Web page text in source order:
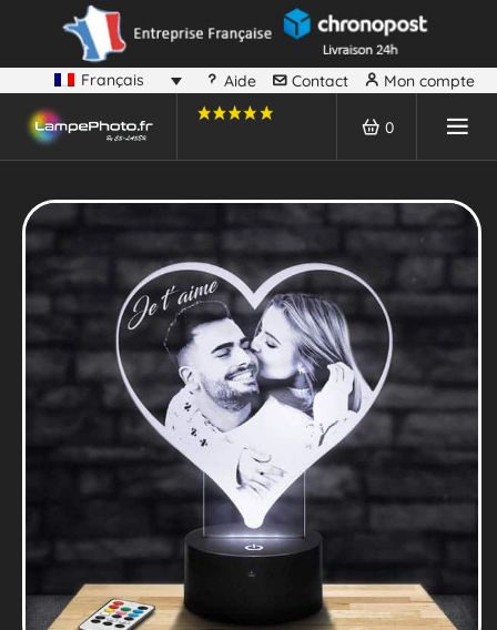
Français Aide Contact Mon compte
0